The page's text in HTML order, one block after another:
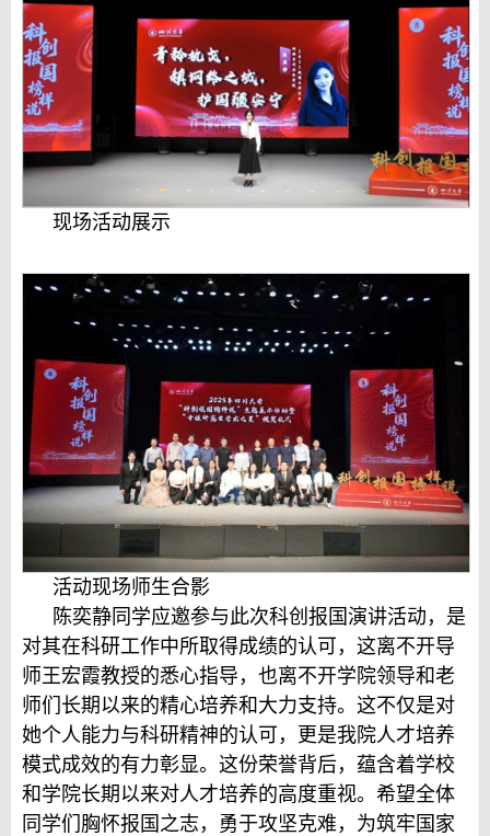
现场活动展示
活动现场师生合影
陈奕静同学应邀参与此次科创报国演讲活动，是
对其在科研工作中所取得成绩的认可，这离不开导
师王宏霞教授的悉心指导，也离不开学院领导和老
师们长期以来的精心培养和大力支持。这不仅是对
她个人能力与科研精神的认可，更是我院人才培养
模式成效的有力彰显。这份荣誉背后，蕴含着学校
和学院长期以来对人才培养的高度重视。希望全体
同学们胸怀报国之志，勇于攻坚克难，为筑牢国家